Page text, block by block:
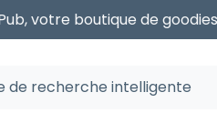
votre boutique de